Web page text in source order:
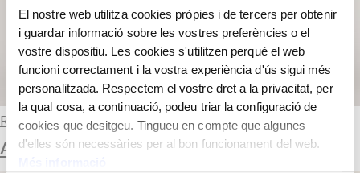
El nostre web utilitza cookies pròpies i de tercers per obtenir
i guardar informació sobre les vostres preferències o el
vostre dispositiu. Les cookies s'utilitzen perquè el web
funcioni correctament i la vostra experiència d'ús sigui més
personalitzada. Respectem el vostre dret a la privacitat, per
la qual cosa, a continuació, podeu triar la configuració de
cookies que desitgeu. Tingueu en compte que algunes
d'elles són necessàries per al bon funcionament del web.
Read more
ALARM CLOCK WITH GAS DEVICE